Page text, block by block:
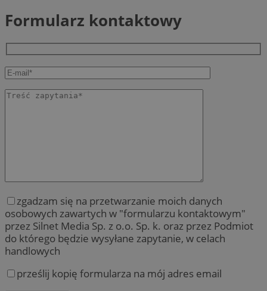
Formularz kontaktowy
zgadzam się na przetwarzanie moich danych
osobowych zawartych w "formularzu kontaktowym"
przez Silnet Media Sp. z o.o. Sp. k. oraz przez Podmiot
do którego będzie wysyłane zapytanie, w celach
handlowych
prześlij kopię formularza na mój adres email